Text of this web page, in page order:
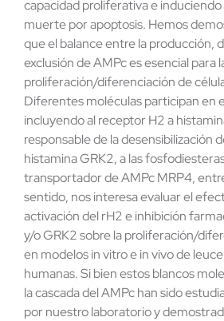
capacidad proliferativa e
muerte por apoptosis. Hemos
que el balance entre la producción,
exclusión de AMPc es esencial para
proliferación/diferenciación de
Diferentes moléculas participan en
incluyendo al receptor H2 a
responsable de la desensibilización
histamina GRK2, a las
transportador de AMPc MRP4,
sentido, nos interesa evaluar el
activación del rH2 e inhibición
y/o GRK2 sobre la proliferación/
en modelos in vitro e in vivo de
humanas. Si bien estos blancos
la cascada del AMPc han sido
por nuestro laboratorio y